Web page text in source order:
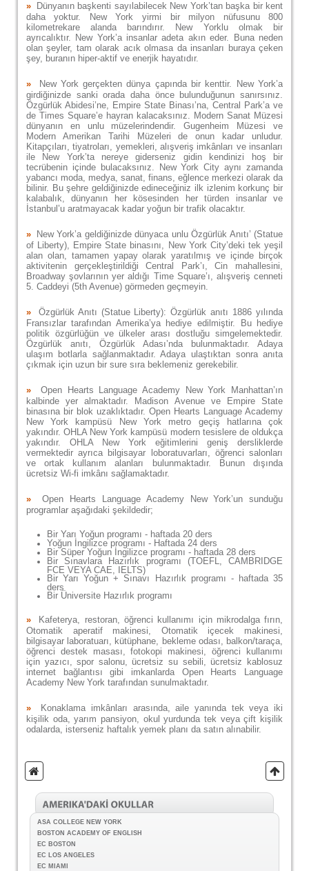
»
Dünyanın başkenti sayılabilecek New York’tan başka bir kent
daha yoktur. New York yirmi bir milyon nüfusunu 800
kilometrekare alanda barındırır. New Yorklu olmak bir
ayrıcalıktır. New York’a insanlar adeta akın eder. Buna neden
olan şeyler, tam olarak acık olmasa da insanları buraya çeken
şey, buranın hiper-aktif ve enerjik hayatıdır.
»
New York gerçekten dünya çapında bir kenttir. New York’a
girdiğinizde sanki orada daha önce bulunduğunun sanırsınız.
Özgürlük Abidesi’ne, Empire State Binası’na, Central Park’a ve
de Times Square’e hayran kalacaksınız. Modern Sanat Müzesi
dünyanın en unlu müzelerindendir. Gugenheim Müzesi ve
Modern Amerikan Tarihi Müzeleri de onun kadar unludur.
Kitapçıları, tiyatroları, yemekleri, alışveriş imkânları ve insanları
ile New York’ta nereye giderseniz gidin kendinizi hoş bir
tecrübenin içinde bulacaksınız. New York City aynı zamanda
yabancı moda, medya, sanat, finans, eğlence merkezi olarak da
bilinir. Bu şehre geldiğinizde edineceğiniz ilk izlenim korkunç bir
kalabalık, dünyanın her kösesinden her türden insanlar ve
İstanbul’u aratmayacak kadar yoğun bir trafik olacaktır.
»
New York’a geldiğinizde dünyaca unlu Özgürlük Anıtı’ (Statue
of Liberty), Empire State binasını, New York City’deki tek yeşil
alan olan, tamamen yapay olarak yaratılmış ve içinde birçok
aktivitenin gerçekleştirildiği Central Park’ı, Cin mahallesini,
Broadway şovlarının yer aldığı Time Square’ı, alışveriş cenneti
5. Caddeyi (5th Avenue) görmeden geçmeyin.
»
Özgürlük Anıtı (Statue Liberty): Özgürlük anıtı 1886 yılında
Fransızlar tarafından Amerika’ya hediye edilmiştir. Bu hediye
politik özgürlüğün ve ülkeler arası dostluğu simgelemektedir.
Özgürlük anıtı, Özgürlük Adası’nda bulunmaktadır. Adaya
ulaşım botlarla sağlanmaktadır. Adaya ulaştıktan sonra anıta
çıkmak için uzun bir sure sıra beklemeniz gerekebilir.
»
Open Hearts Language Academy New York Manhattan’ın
kalbinde yer almaktadır. Madison Avenue ve Empire State
binasına bir blok uzaklıktadır. Open Hearts Language Academy
New York kampüsü New York metro geçiş hatlarına çok
yakındır. OHLA New York kampüsü modern tesislere de oldukça
yakındır. OHLA New York eğitimlerini geniş dersliklerde
vermektedir ayrıca bilgisayar loboratuvarları, öğrenci salonları
ve ortak kullanım alanları bulunmaktadır. Bunun dışında
ücretsiz Wi-fi imkânı sağlamaktadır.
»
Open Hearts Language Academy New York’un sunduğu
programlar aşağıdaki şekildedir;
Bir Yarı Yoğun programı - haftada 20 ders
Yoğun İngilizce programı - Haftada 24 ders
Bir Süper Yoğun İngilizce programı - haftada 28 ders
Bir Sınavlara Hazırlık programı (TOEFL, CAMBRIDGE
FCE VEYA CAE, IELTS)
Bir Yarı Yoğun + Sınavı Hazırlık programı - haftada 35
ders
Bir Üniversite Hazırlık programı
»
Kafeterya, restoran, öğrenci kullanımı için mikrodalga fırın,
Otomatik aperatif makinesi, Otomatik içecek makinesi,
bilgisayar laboratuarı, kütüphane, bekleme odası, balkon/taraça,
öğrenci destek masası, fotokopi makinesi, öğrenci kullanımı
için yazıcı, spor salonu, ücretsiz su sebili, ücretsiz kablosuz
internet bağlantısı gibi imkanlarda Open Hearts Language
Academy New York tarafından sunulmaktadır.
»
Konaklama imkânları arasında, aile yanında tek veya iki
kişilik oda, yarım pansiyon, okul yurdunda tek veya çift kişilik
odalarda, isterseniz haftalık yemek planı da satın alınabilir.
ASA COLLEGE NEW YORK
BOSTON ACADEMY OF ENGLISH
EC BOSTON
EC LOS ANGELES
EC MIAMI